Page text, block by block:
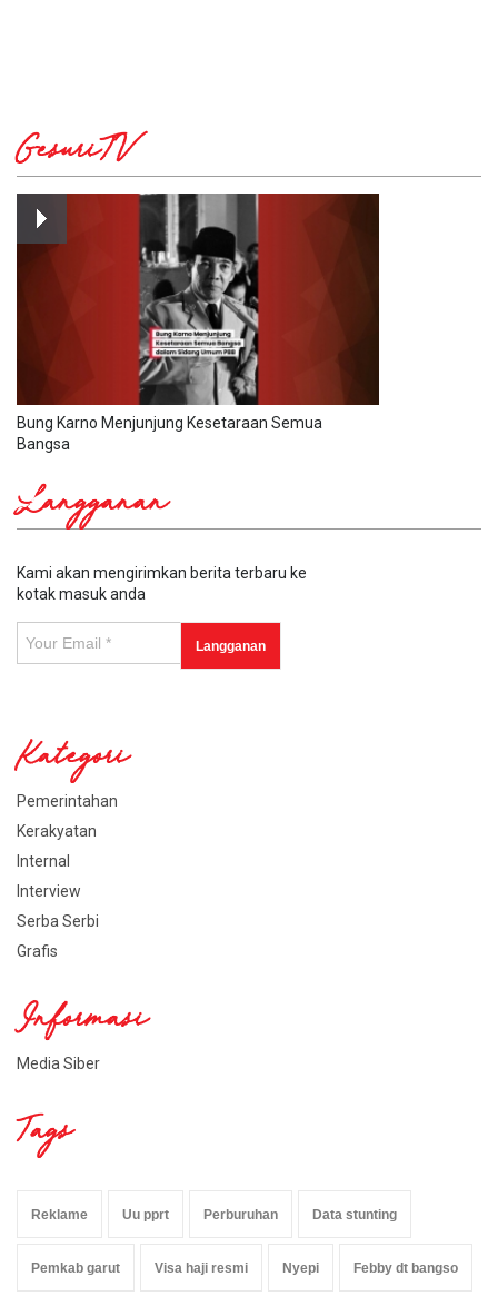
GesuriTV
Bung Karno Menjunjung Kesetaraan Semua
Bangsa
Langganan
Kami akan mengirimkan berita terbaru ke
kotak masuk anda
Kategori
Pemerintahan
Kerakyatan
Internal
Interview
Serba Serbi
Grafis
Informasi
Media Siber
Tags
Reklame Uu pprt Perburuhan Data stunting
Pemkab garut Visa haji resmi Nyepi Febby dt bangso